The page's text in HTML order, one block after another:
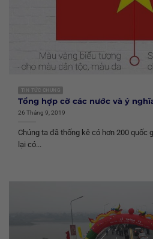
TIN TỨC CHUNG
Tổng hợp cờ các nước và ý
26 Tháng 9, 2019
Chúng ta đã thống kê có hơn 200 quốc
lại có...